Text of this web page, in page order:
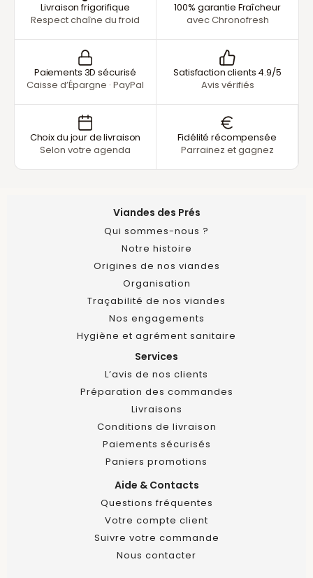
Livraison frigorifique
Respect chaîne du froid
100% garantie Fraîcheur
avec Chronofresh
Paiements 3D sécurisé
Caisse d’Épargne · PayPal
Satisfaction clients 4.9/5
Avis vérifiés
Choix du jour de livraison
Selon votre agenda
Fidélité récompensée
Parrainez et gagnez
Viandes des Prés
Qui sommes-nous ?
Notre histoire
Origines de nos viandes
Organisation
Traçabilité de nos viandes
Nos engagements
Hygiène et agrément sanitaire
Services
L’avis de nos clients
Préparation des commandes
Livraisons
Conditions de livraison
Paiements sécurisés
Paniers promotions
Aide & Contacts
Questions fréquentes
Votre compte client
Suivre votre commande
Nous contacter